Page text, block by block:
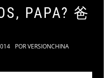
PAPA? 爸
PORVERSIONCHINA